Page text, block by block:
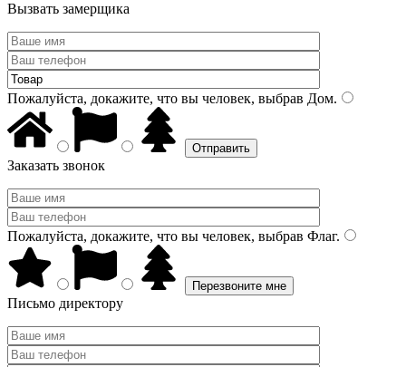
Вызвать замерщика
Пожалуйста, докажите, что вы человек, выбрав Дом.
Заказать звонок
Пожалуйста, докажите, что вы человек, выбрав Флаг.
Письмо директору